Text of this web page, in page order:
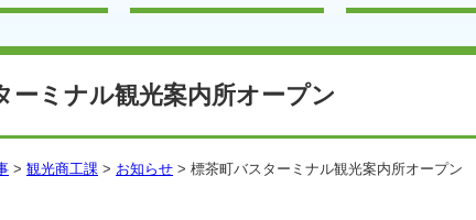
ーミナル観光案内所オープン
> 観光商工課 > お知らせ > 標茶町バスターミナル観光案内所オープン